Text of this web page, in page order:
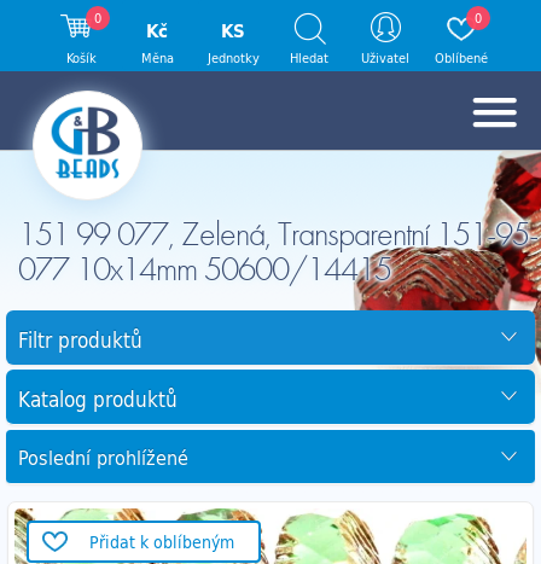
151 99 077, Zelená, Transparentní 151-95-
077 10x14mm 50600/14415
Filtr produktů
Katalog produktů
Poslední prohlížené
Přidat k oblíbeným
0
Košík
Kč
Měna
KS
Jednotky Hledat Uživatel
0
Oblíbené